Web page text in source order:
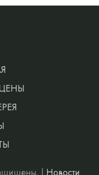
| Новости